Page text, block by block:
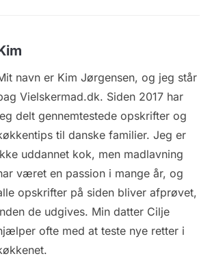
navn er Kim Jørgensen, og jeg står
Vielskermad.dk. Siden 2017 har
delt gennemtestede opskrifter og
til danske familier. Jeg er
uddannet kok, men madlavning
været en passion i mange år, og
opskrifter på siden bliver afprøvet,
de udgives. Min datter Cilje
ofte med at teste nye retter i